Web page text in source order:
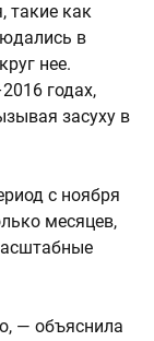
такие как
в
нее.
годах,
засуху в
с ноября
месяцев,
— объяснила